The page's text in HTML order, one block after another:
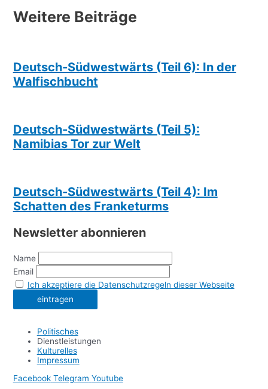
Weitere Beiträge
Deutsch-Südwestwärts (Teil 6): In der
Walfischbucht
Deutsch-Südwestwärts (Teil 5):
Namibias Tor zur Welt
Deutsch-Südwestwärts (Teil 4): Im
Schatten des Franketurms
Newsletter abonnieren
Name
Email
Ich akzeptiere die Datenschutzregeln dieser Webseite
Politisches
Dienstleistungen
Kulturelles
Impressum
Facebook Telegram Youtube